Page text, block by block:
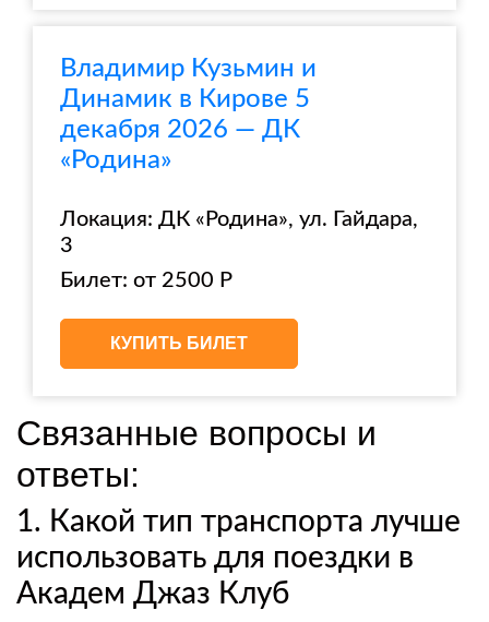
Владимир Кузьмин и
Динамик в Кирове 5
декабря 2026 — ДК
«Родина»
Локация: ДК «Родина», ул. Гайдара,
3
Билет: от 2500 Р
КУПИТЬ БИЛЕТ
Связанные вопросы и
ответы:
1. Какой тип транспорта лучше
использовать для поездки в
Академ Джаз Клуб